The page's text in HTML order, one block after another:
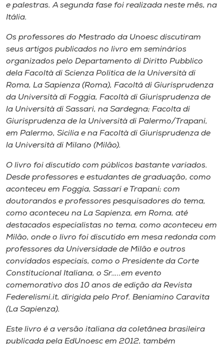
e palestras. A segunda fase foi realizada neste mês, na
Itália.
Os professores do Mestrado da Unoesc discutiram
seus artigos publicados no livro em seminários
organizados pelo Departamento di Diritto Pubblico
dela Facoltà di Scienza Politica de la Università di
Roma, La Sapienza (Roma), Facoltá di Giurisprudenza
da Università di Foggia, Facoltà di Giurisprudenza de
la Università di Sassari, na Sardegna; Facolta di
Giurisprudenza de la Università di Palermo/Trapani,
em Palermo, Sicilia e na Facoltà di Giurisprudenza de
la Università di Milano (Milão).
O livro foi discutido com públicos bastante variados.
Desde professores e estudantes de graduação, como
aconteceu em Foggia, Sassari e Trapani; com
doutorandos e professores pesquisadores do tema,
como aconteceu na La Sapienza, em Roma, até
destacados especialistas no tema, como aconteceu em
Milão, onde o livro foi discutido em mesa redonda com
professores da Universidade de Milão e outros
convidados especiais, como o Presidente da Corte
Constitucional Italiana, o Sr…..em evento
comemorativo dos 10 anos de edição da Revista
Federelismi.it, dirigida pelo Prof. Beniamino Caravita
(La Sapienza).
Este livro é a versão italiana da coletânea brasileira
publicada pela EdUnoesc em 2012, também